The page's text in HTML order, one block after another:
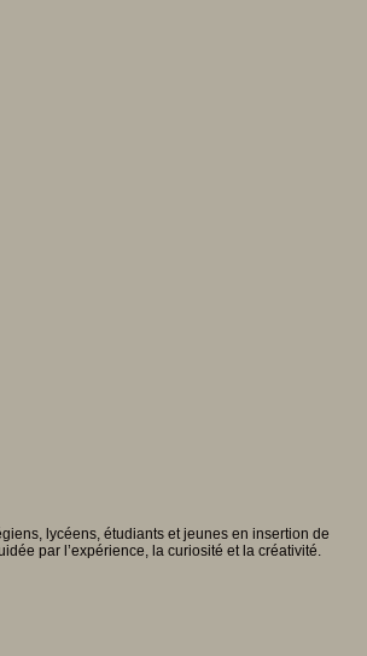
lycéens, étudiants et jeunes en insertion de
par l’expérience, la curiosité et la créativité.